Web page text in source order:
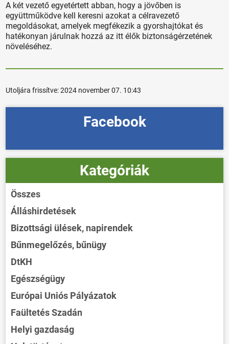
A két vezető egyetértett abban, hogy a jövőben is
együttműködve kell keresni azokat a célravezető
megoldásokat, amelyek megfékezik a gyorshajtókat és
hatékonyan járulnak hozzá az itt élők biztonságérzetének
növeléséhez.
Utoljára frissítve:2024 november 07. 10:43
Facebook
Kategóriák
Összes
Álláshirdetések
Bizottsági ülések, napirendek
Bűnmegelőzés, bűnügy
DtKH
Egészségügy
Európai Uniós Pályázatok
Faültetés Szadán
Helyi gazdaság